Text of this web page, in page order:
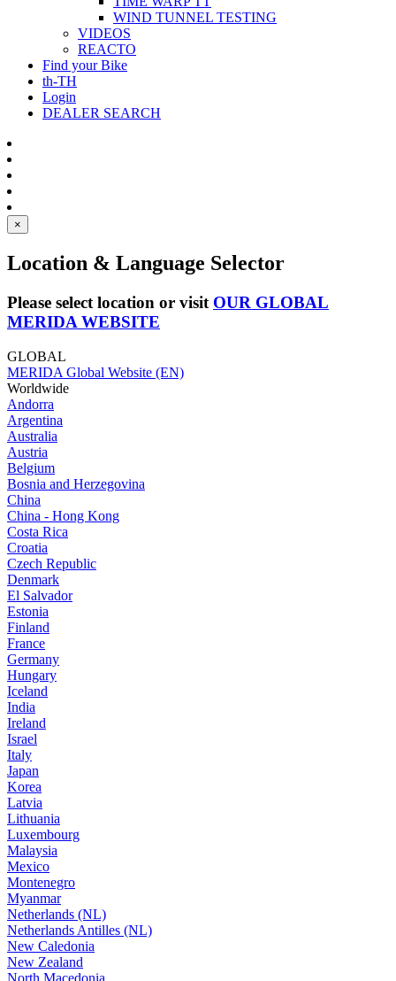
WIND TUNNEL TESTING
VIDEOS
REACTO
Find your Bike
th-TH
Login
DEALER SEARCH
×
Location & Language Selector
Please select location or visit OUR GLOBAL
MERIDA WEBSITE
GLOBAL
MERIDA Global Website (EN)
Worldwide
Andorra
Argentina
Australia
Austria
Belgium
Bosnia and Herzegovina
China
China - Hong Kong
Costa Rica
Croatia
Czech Republic
Denmark
El Salvador
Estonia
Finland
France
Germany
Hungary
Iceland
India
Ireland
Israel
Italy
Japan
Korea
Latvia
Lithuania
Luxembourg
Malaysia
Mexico
Montenegro
Myanmar
Netherlands (NL)
Netherlands Antilles (NL)
New Caledonia
New Zealand
North Macedonia